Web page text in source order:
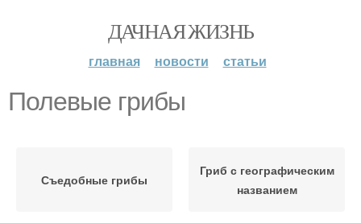
ДАЧНАЯ ЖИЗНЬ
главная новости статьи
Полевые грибы
Съедобные грибы
Гриб с географическим
названием